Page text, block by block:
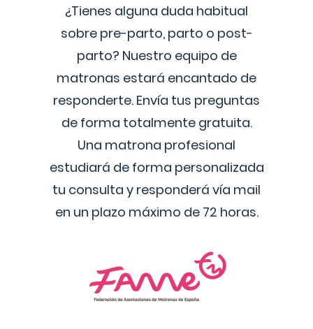
¿Tienes alguna duda habitual
sobre pre-parto, parto o post-
parto? Nuestro equipo de
matronas estará encantado de
responderte. Envía tus preguntas
de forma totalmente gratuita.
Una matrona profesional
estudiará de forma personalizada
tu consulta y responderá vía mail
en un plazo máximo de 72 horas.